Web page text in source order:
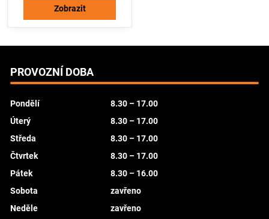
Zobrazit
PROVOZNÍ DOBA
Pondělí
8.30 – 17.00
Úterý
8.30 – 17.00
Středa
8.30 – 17.00
Čtvrtek
8.30 – 17.00
Pátek
8.30 – 16.00
Sobota
zavřeno
Neděle
zavřeno